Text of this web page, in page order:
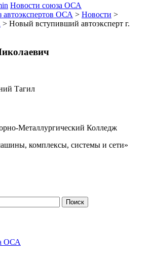
Новости союза ОСА
ОСА > Новости >
> Новый вступивший автоэксперт г.
Тагил
Металлургический Колледж
комплексы, системы и сети»
Поиск
ОСА